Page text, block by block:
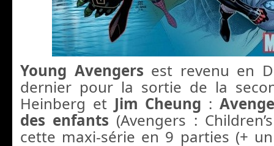
Young Avengers est revenu en
dernier pour la sortie de la
Heinberg et Jim Cheung :
des enfants (Avengers :
cette maxi-série en 9 parties (+